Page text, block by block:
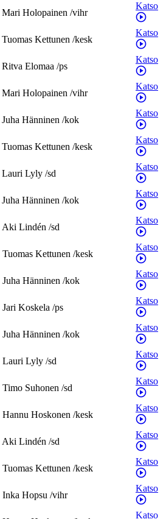
Mari Holopainen /vihr
Katso
Tuomas Kettunen /kesk
Katso
Ritva Elomaa /ps
Katso
Mari Holopainen /vihr
Katso
Juha Hänninen /kok
Katso
Tuomas Kettunen /kesk
Katso
Lauri Lyly /sd
Katso
Juha Hänninen /kok
Katso
Aki Lindén /sd
Katso
Tuomas Kettunen /kesk
Katso
Juha Hänninen /kok
Katso
Jari Koskela /ps
Katso
Juha Hänninen /kok
Katso
Lauri Lyly /sd
Katso
Timo Suhonen /sd
Katso
Hannu Hoskonen /kesk
Katso
Aki Lindén /sd
Katso
Tuomas Kettunen /kesk
Katso
Inka Hopsu /vihr
Katso
Katso